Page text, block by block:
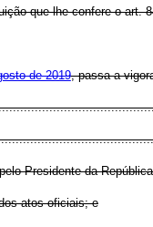
que lhe confere o art.
de 2019, passa a
Presidente da
atos oficiais; e